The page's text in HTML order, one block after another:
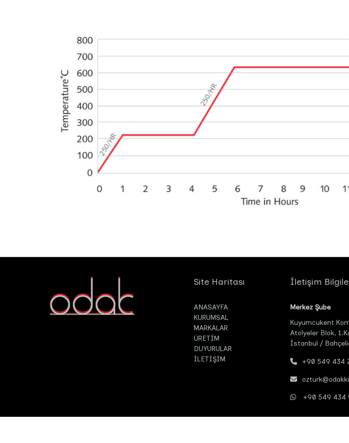
Site Haritası
ANASAYFA
KURUMSAL
MARKALAR
ÜRETİM
DUYURULAR
İLETİŞİM
İletişim
Merkez Şube
Kuyumcukent
Atölyeler Blok,
İstanbul /
+90 549 434
+90 549 434